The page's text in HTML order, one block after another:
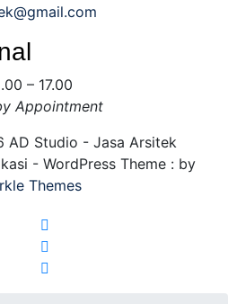
– 17.00
Appointment
Studio - Jasa Arsitek
- WordPress Theme : by
Themes